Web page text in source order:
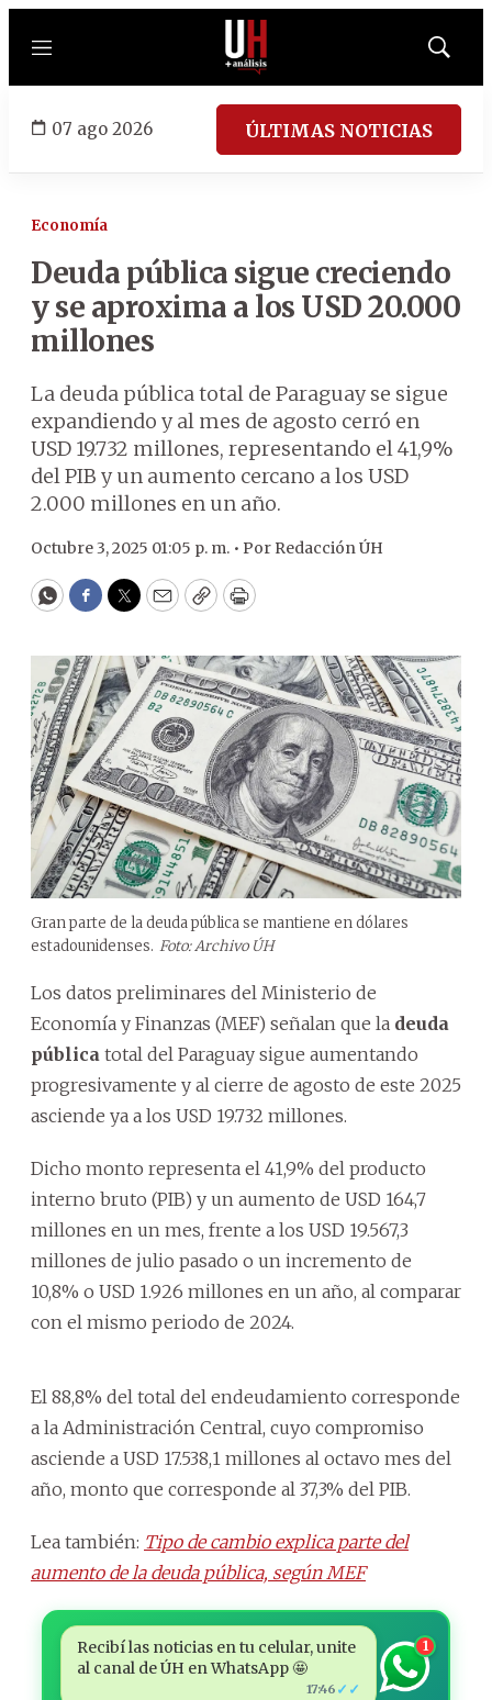
Menú
Mostrar
07 ago 2026 ÚLTIMAS NOTICIAS
Economía
Deuda pública sigue creciendo
y se aproxima a los USD 20.000
millones
La deuda pública total de Paraguay se sigue
expandiendo y al mes de agosto cerró en
USD 19.732 millones, representando el 41,9%
del PIB y un aumento cercano a los USD
2.000 millones en un año.
Octubre 3, 2025 01:05 p. m. • Por Redacción ÚH
WhatsApp
Facebook
Twitter
EmailCopyPrint
Gran parte de la deuda pública se mantiene en dólares
estadounidenses. Foto: Archivo ÚH
Los datos preliminares del Ministerio de
Economía y Finanzas (MEF) señalan que la deuda
pública total del Paraguay sigue aumentando
progresivamente y al cierre de agosto de este 2025
asciende ya a los USD 19.732 millones.
Dicho monto representa el 41,9% del producto
interno bruto (PIB) y un aumento de USD 164,7
millones en un mes, frente a los USD 19.567,3
millones de julio pasado o un incremento de
10,8% o USD 1.926 millones en un año, al comparar
con el mismo periodo de 2024.
El 88,8% del total del endeudamiento corresponde
a la Administración Central, cuyo compromiso
asciende a USD 17.538,1 millones al octavo mes del
año, monto que corresponde al 37,3% del PIB.
Lea también: Tipo de cambio explica parte del
aumento de la deuda pública, según MEF
Recibí las noticias en tu celular, unite
al canal de ÚH en WhatsApp 🤩
17:46 ✓✓
1